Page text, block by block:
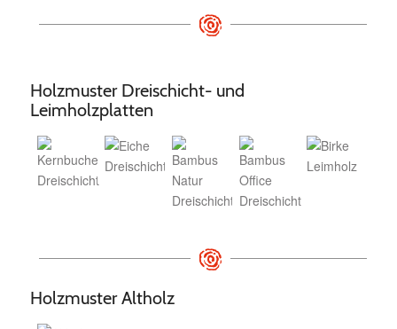
Holzmuster Dreischicht- und
Leimholzplatten
Holzmuster Altholz